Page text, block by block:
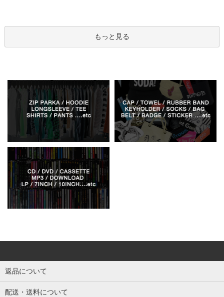
もっと見る
返品について
配送・送料について